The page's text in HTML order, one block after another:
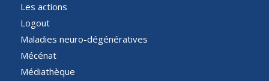
Les actions
Logout
Maladies neuro-dégénératives
Mécénat
Médiathèque